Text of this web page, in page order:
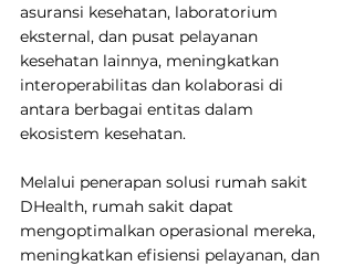
asuransi kesehatan, laboratorium
eksternal, dan pusat pelayanan
kesehatan lainnya, meningkatkan
interoperabilitas dan kolaborasi di
antara berbagai entitas dalam
ekosistem kesehatan.
Melalui penerapan solusi rumah sakit
DHealth, rumah sakit dapat
mengoptimalkan operasional mereka,
meningkatkan efisiensi pelayanan, dan